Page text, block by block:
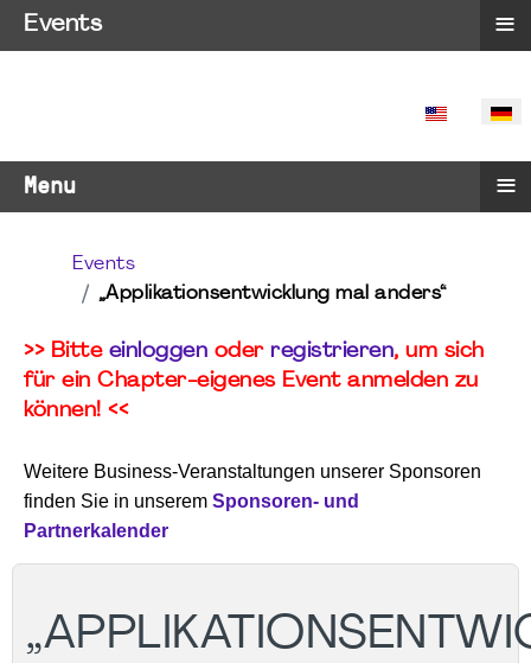
SPRACHE
Menu ≡
Events
„Applikationsentwicklung mal anders“
>> Bitte einloggen oder registrieren, um sich
für ein Chapter-eigenes Event anmelden zu
können! <<
Weitere Business-Veranstaltungen unserer Sponsoren
finden Sie in unserem Sponsoren- und
Partnerkalender
Events ≡